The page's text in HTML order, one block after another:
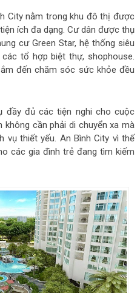
City nằm trong khu đô thị được
ích đa dạng. Cư dân được thụ
cư Green Star, hệ thống siêu
tổ hợp biệt thự, shophouse.
đến chăm sóc sức khỏe đều
đầy đủ các tiện nghi cho cuộc
không cần phải di chuyển xa mà
vụ thiết yếu. An Bình City vì thế
các gia đình trẻ đang tìm kiếm